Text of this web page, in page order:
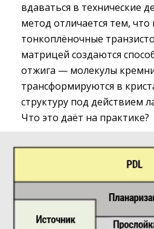
вдаваться в технические
метод отличается тем,
тонкоплёночные
матрицей создаются
отжига — молекулы
трансформируются в
структуру под действием
Что это даёт на практике?